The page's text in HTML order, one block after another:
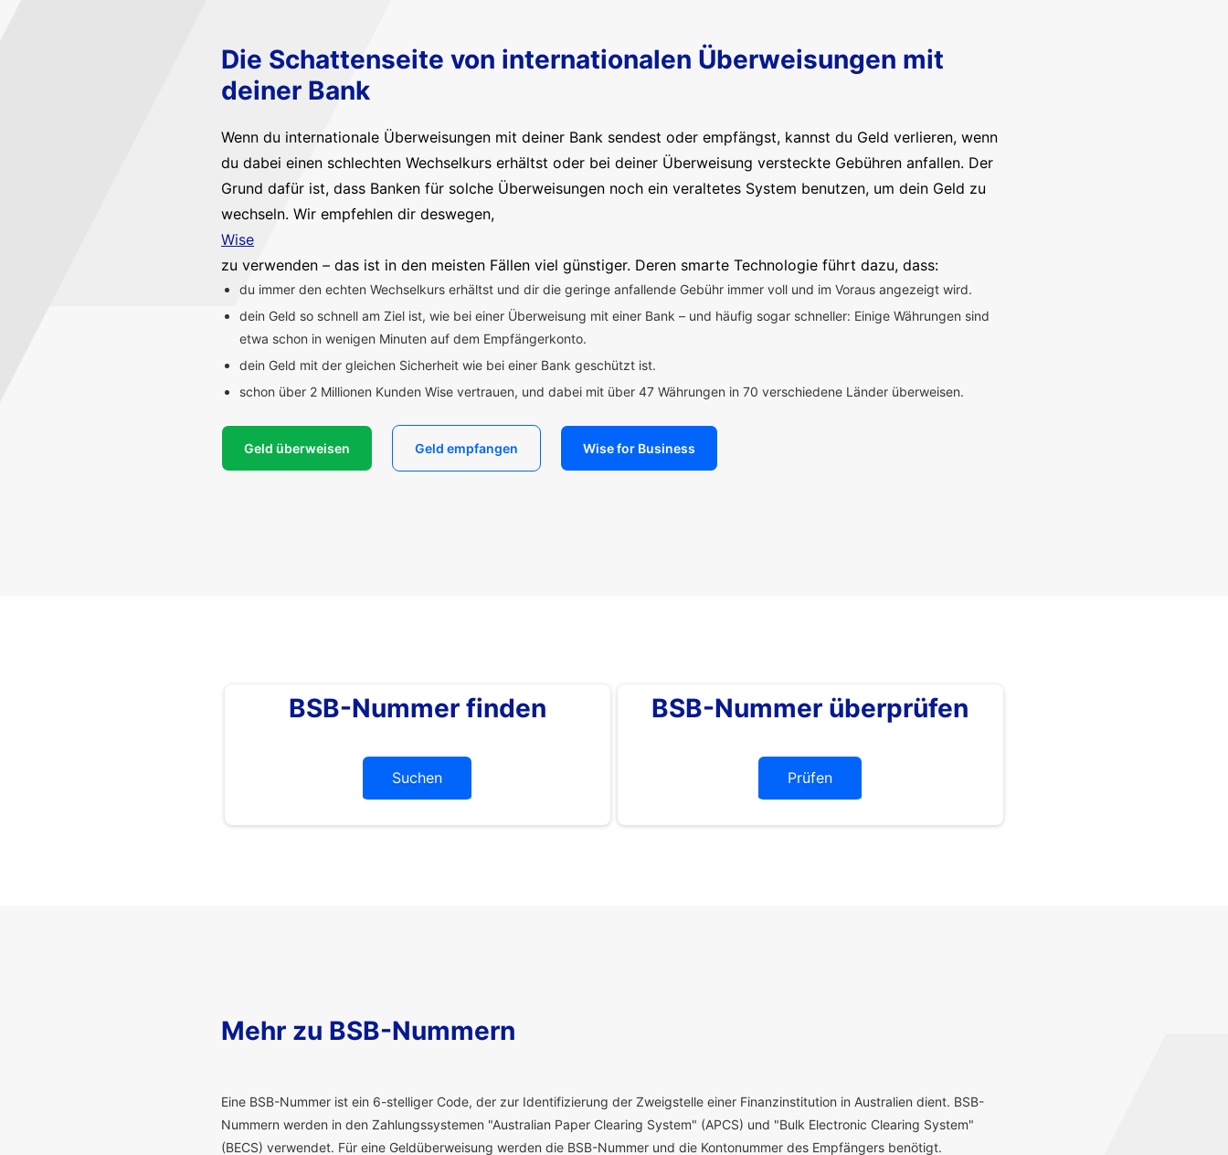
Die Schattenseite von internationalen Überweisungen mit
deiner Bank
Wenn du internationale Überweisungen mit deiner Bank sendest oder empfängst, kannst du Geld verlieren, wenn
du dabei einen schlechten Wechselkurs erhältst oder bei deiner Überweisung versteckte Gebühren anfallen. Der
Grund dafür ist, dass Banken für solche Überweisungen noch ein veraltetes System benutzen, um dein Geld zu
wechseln. Wir empfehlen dir deswegen,
Wise
zu verwenden – das ist in den meisten Fällen viel günstiger. Deren smarte Technologie führt dazu, dass:
du immer den echten Wechselkurs erhältst und dir die geringe anfallende Gebühr immer voll und im Voraus angezeigt wird.
dein Geld so schnell am Ziel ist, wie bei einer Überweisung mit einer Bank – und häufig sogar schneller: Einige Währungen sind
etwa schon in wenigen Minuten auf dem Empfängerkonto.
dein Geld mit der gleichen Sicherheit wie bei einer Bank geschützt ist.
schon über 2 Millionen Kunden Wise vertrauen, und dabei mit über 47 Währungen in 70 verschiedene Länder überweisen.
Geld überweisen Geld empfangen Wise for Business
BSB-Nummer finden
Suchen
BSB-Nummer überprüfen
Prüfen
Mehr zu BSB-Nummern
Eine BSB-Nummer ist ein 6-stelliger Code, der zur Identifizierung der Zweigstelle einer Finanzinstitution in Australien dient. BSB-
Nummern werden in den Zahlungssystemen "Australian Paper Clearing System" (APCS) und "Bulk Electronic Clearing System"
(BECS) verwendet. Für eine Geldüberweisung werden die BSB-Nummer und die Kontonummer des Empfängers benötigt.